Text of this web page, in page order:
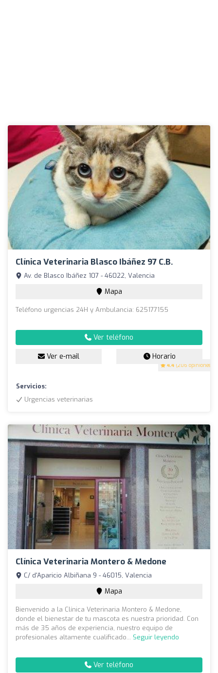
Clínica Veterinaria Blasco Ibáñez 97 C.B.
4.4 (206 opiniones)
Av. de Blasco Ibáñez 107 - 46022, Valencia
Mapa
Teléfono urgencias 24H y Ambulancia: 625177155
Ver teléfono
Ver e-mail Horario
Servicios:
Urgencias veterinarias
Clínica Veterinaria Montero & Medone
C/ d'Aparicio Albiñana 9 - 46015, Valencia
Mapa
Bienvenido a la Clínica Veterinaria Montero & Medone,
donde el bienestar de tu mascota es nuestra prioridad. Con
más de 35 años de experiencia, nuestro equipo de
profesionales altamente cualificado... Seguir leyendo
Ver teléfono